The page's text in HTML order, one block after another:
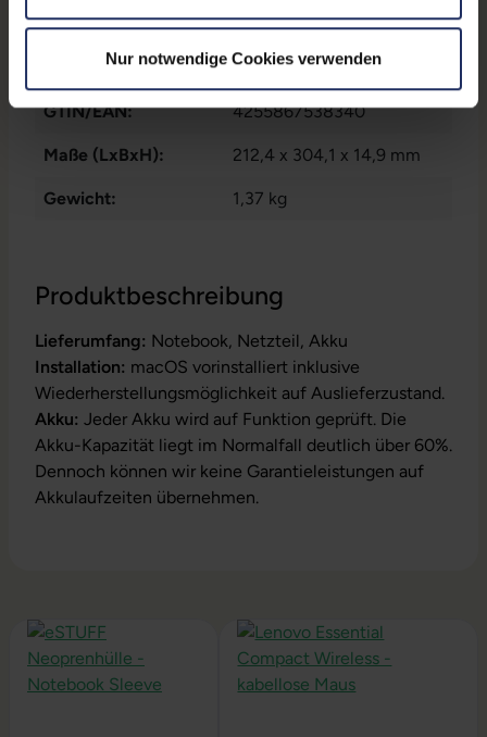
Nur notwendige Cookies verwenden
Produktbeschreibung
Lieferumfang: Notebook, Netzteil, Akku
Installation: macOS vorinstalliert inklusive
Wiederherstellungsmöglichkeit auf Auslieferzustand.
Akku: Jeder Akku wird auf Funktion geprüft. Die
Akku-Kapazität liegt im Normalfall deutlich über 60%.
Dennoch können wir keine Garantieleistungen auf
Akkulaufzeiten übernehmen.
655
Partnerprogramm: Ja
GTIN/EAN: 4255867538340
Maße (LxBxH): 212,4 x 304,1 x 14,9 mm
Gewicht: 1,37 kg
Produktgalerie überspringen